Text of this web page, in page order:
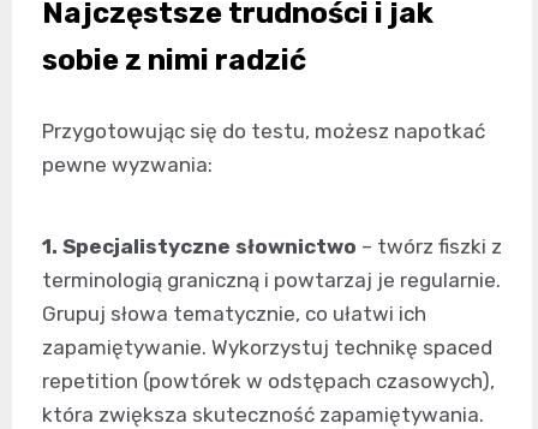
Najczęstsze trudności i jak
sobie z nimi radzić
Przygotowując się do testu, możesz napotkać
pewne wyzwania:
1. Specjalistyczne słownictwo – twórz fiszki z
terminologią graniczną i powtarzaj je regularnie.
Grupuj słowa tematycznie, co ułatwi ich
zapamiętywanie. Wykorzystuj technikę spaced
repetition (powtórek w odstępach czasowych),
która zwiększa skuteczność zapamiętywania.